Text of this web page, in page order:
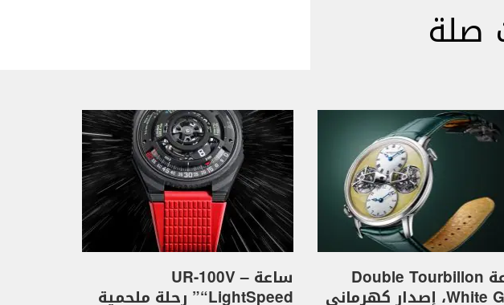
صلة
ساعة Double Tourbillon
White Gold، إصدار كهرماني
ساعة UR-100V –
“LightSpeed” رحلة ملحمية